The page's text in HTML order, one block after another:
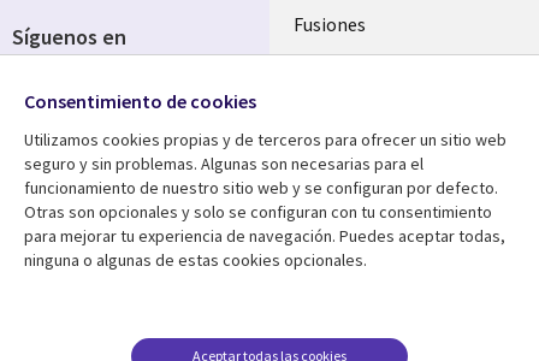
Fusiones
Inversores
Centro de Recursos
Library
Links
Artículos
Blogs
Casos de éxito
Ayuda
Legal
SPAIN
Aviso Legal
Política de Privacidad
Gestión de cookies
Síguenos en
Media
SPAIN
Consentimiento de cookies
Utilizamos cookies propias y de terceros para ofrecer un sitio web
seguro y sin problemas. Algunas son necesarias para el
funcionamiento de nuestro sitio web y se configuran por defecto.
Otras son opcionales y solo se configuran con tu consentimiento
para mejorar tu experiencia de navegación. Puedes aceptar todas,
ninguna o algunas de estas cookies opcionales.
Aceptar todas las cookies